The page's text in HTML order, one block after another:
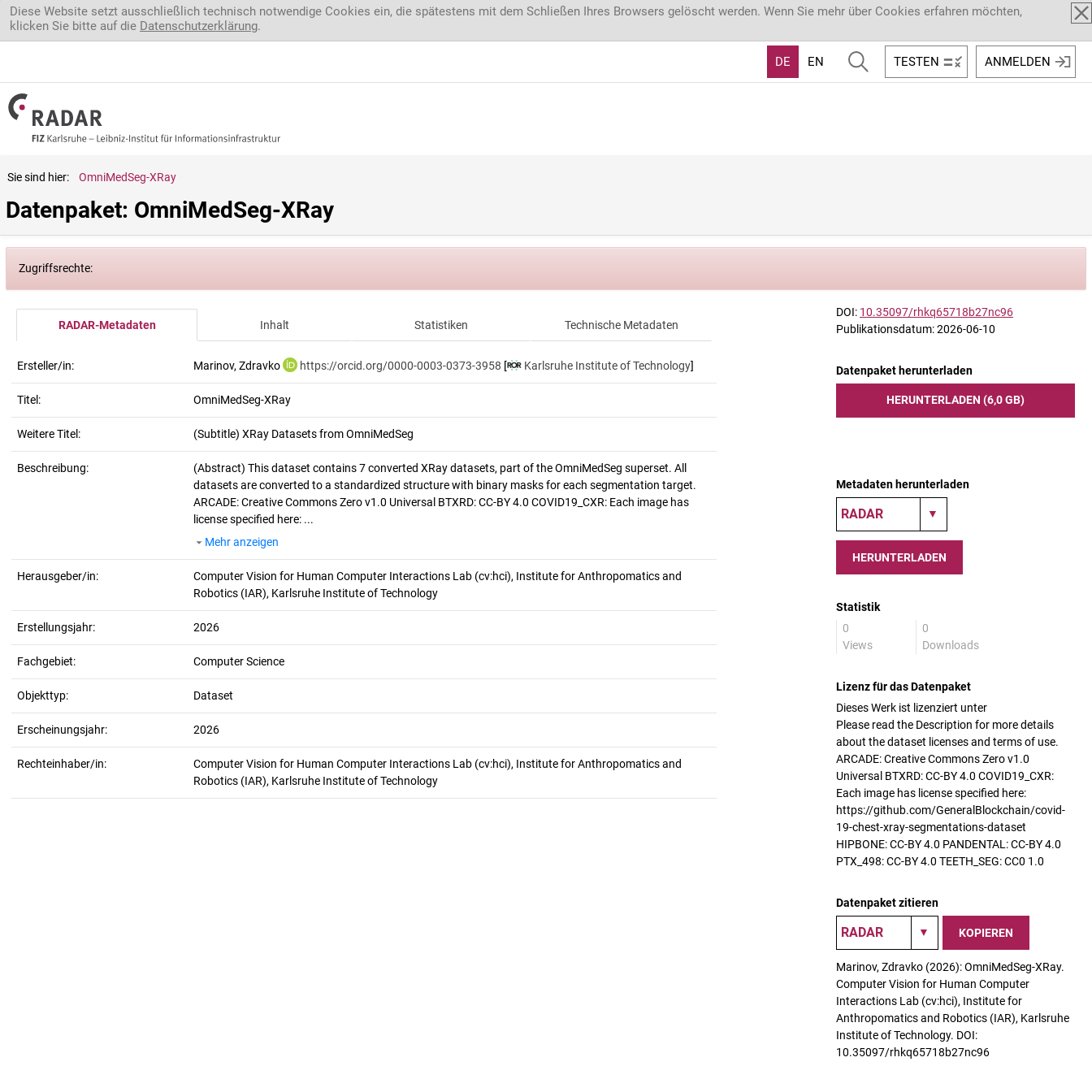
Direkt zum Inhalt
Diese Website setzt ausschließlich technisch notwendige Cookies ein, die spätestens mit dem Schließen Ihres Browsers gelöscht werden. Wenn Sie mehr über Cookies erfahren möchten,
klicken Sie bitte auf die Datenschutzerklärung.
DE EN TESTEN ANMELDEN
Sie sind hier: OmniMedSeg-XRay
Datenpaket: OmniMedSeg-XRay
Zugriffsrechte:
RADAR-Metadaten Inhalt Statistiken Technische Metadaten
Ersteller/in: Marinov, Zdravko https://orcid.org/0000-0003-0373-3958 [ Karlsruhe Institute of Technology]
Titel: OmniMedSeg-XRay
Weitere Titel: (Subtitle) XRay Datasets from OmniMedSeg
Beschreibung: (Abstract) This dataset contains 7 converted XRay datasets, part of the OmniMedSeg superset. All
datasets are converted to a standardized structure with binary masks for each segmentation target.
ARCADE: Creative Commons Zero v1.0 Universal BTXRD: CC-BY 4.0 COVID19_CXR: Each image has
license specified here: ...
Mehr anzeigen
Herausgeber/in:
Computer Vision for Human Computer Interactions Lab (cv:hci), Institute for Anthropomatics and
Robotics (IAR), Karlsruhe Institute of Technology
Erstellungsjahr: 2026
Fachgebiet: Computer Science
Objekttyp: Dataset
Erscheinungsjahr: 2026
Rechteinhaber/in:
Computer Vision for Human Computer Interactions Lab (cv:hci), Institute for Anthropomatics and
Robotics (IAR), Karlsruhe Institute of Technology
DOI: 10.35097/rhkq65718b27nc96
Publikationsdatum: 2026-06-10
Datenpaket herunterladen
HERUNTERLADEN (6,0 GB)
Metadaten herunterladen
HERUNTERLADEN
Statistik
0
Views
0
Downloads
Lizenz für das Datenpaket
Dieses Werk ist lizenziert unter
Please read the Description for more details
about the dataset licenses and terms of use.
ARCADE: Creative Commons Zero v1.0
Universal BTXRD: CC-BY 4.0 COVID19_CXR:
Each image has license specified here:
https://github.com/GeneralBlockchain/covid-
19-chest-xray-segmentations-dataset
HIPBONE: CC-BY 4.0 PANDENTAL: CC-BY 4.0
PTX_498: CC-BY 4.0 TEETH_SEG: CC0 1.0
Datenpaket zitieren
KOPIEREN
Marinov, Zdravko (2026): OmniMedSeg-XRay.
Computer Vision for Human Computer
Interactions Lab (cv:hci), Institute for
Anthropomatics and Robotics (IAR), Karlsruhe
Institute of Technology. DOI:
10.35097/rhkq65718b27nc96